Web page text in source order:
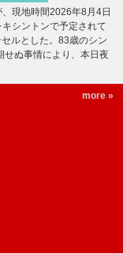
現地時間2026年8月4日
シントンで予定されて
ルとした。83歳のシン
せぬ事情により、本日夜
more »